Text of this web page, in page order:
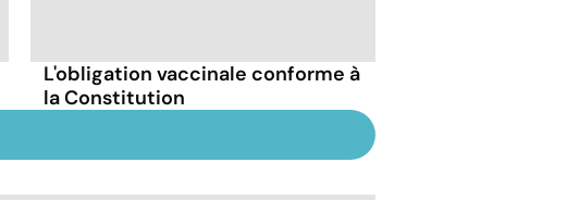
L'obligation vaccinale conforme à
la Constitution